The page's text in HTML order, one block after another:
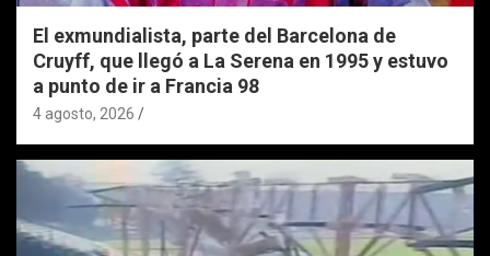
El exmundialista, parte del Barcelona de
Cruyff, que llegó a La Serena en 1995 y estuvo
a punto de ir a Francia 98
4 agosto, 2026